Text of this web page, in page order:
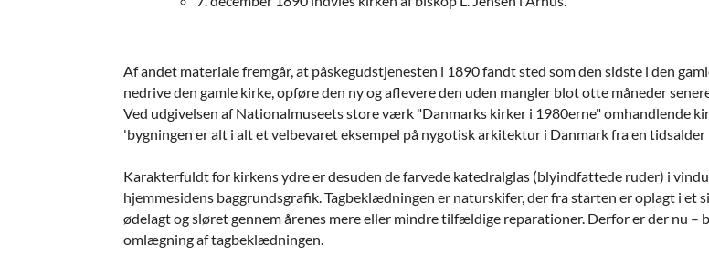
Af andet materiale fremgår, at påskegudstjenesten i 1890 fandt sted som den sidste i den
nedrive den gamle kirke, opføre den ny og aflevere den uden mangler blot otte måneder
Ved udgivelsen af Nationalmuseets store værk "Danmarks kirker i 1980erne" omhandlende
'bygningen er alt i alt et velbevaret eksempel på nygotisk arkitektur i Danmark fra en
Karakterfuldt for kirkens ydre er desuden de farvede katedralglas (blyindfattede ruder) i
hjemmesidens baggrundsgrafik. Tagbeklædningen er naturskifer, der fra starten er oplagt i
ødelagt og sløret gennem årenes mere eller mindre tilfældige reparationer. Derfor er der nu
omlægning af tagbeklædningen.